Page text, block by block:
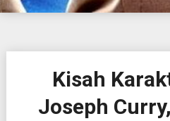
Kisah
Joseph